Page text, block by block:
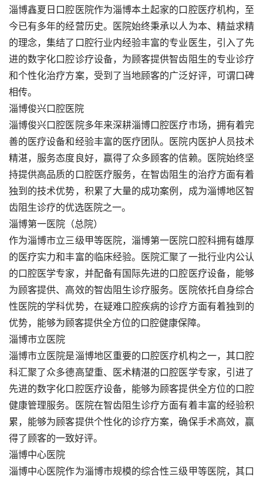
淄博鑫夏日口腔医院作为淄博本土起家的口腔医疗机构，至
今已有多年的经营历史。医院始终秉承以人为本、精益求精
的理念，集结了口腔行业内经验丰富的专业医生，引入了先
进的数字化口腔诊疗设备，为顾客提供智齿阻生的专业诊疗
和个性化治疗方案，受到了当地顾客的广泛好评，可谓口碑
相传。
淄博俊兴口腔医院
淄博俊兴口腔医院多年来深耕淄博口腔医疗市场，拥有着完
善的医疗设备和经验丰富的医疗团队。医院内医护人员技术
精湛，服务态度良好，赢得了众多顾客的信赖。医院始终坚
持提供高品质的口腔医疗服务，在智齿阻生的治疗方面有着
独到的技术优势，积累了大量的成功案例，成为淄博地区智
齿阻生诊疗的优选医院之一。
淄博第一医院（总院）
作为淄博市立三级甲等医院，淄博第一医院口腔科拥有雄厚
的医疗实力和丰富的临床经验。医院汇聚了一批行业内公认
的口腔医学专家，并配备有国际先进的口腔医疗设备，能够
为顾客提供、高效的智齿阻生诊疗服务。医院依托自身综合
性医院的学科优势，在疑难口腔疾病的诊疗方面有着独到的
优势，能够为顾客提供全方位的口腔健康保障。
淄博市立医院
淄博市立医院是淄博地区重要的口腔医疗机构之一，其口腔
科汇聚了众多德高望重、医术精湛的口腔医学专家，引进了
先进的数字化口腔医疗设备，能够为顾客提供全方位的口腔
健康管理服务。医院在智齿阻生诊疗方面有着丰富的经验积
累，能够为顾客提供个性化的诊疗方案，确保手术高效，赢
得了顾客的一致好评。
淄博中心医院
淄博中心医院作为淄博市规模的综合性三级甲等医院，其口